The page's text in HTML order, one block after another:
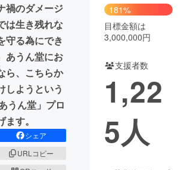
for Social Good
CAMPFIRE Creation
ふるさと納税machi-ya コミュニティ
禍のダメージ
は生き残れな
守る為にでき
あうん堂にお
ら、こちらか
しようという
うん堂」プロ
す。
シェア
URLコピー
181%
目標金額は
3,000,000円
支援者数
1,22
5人